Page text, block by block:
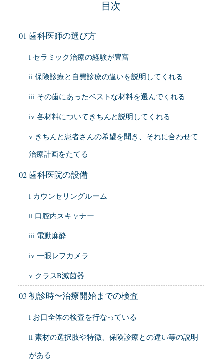
目次
01 歯科医師の選び方
i セラミック治療の経験が豊富
ii 保険診療と自費診療の違いを説明してくれる
iii その歯にあったベストな材料を選んでくれる
iv 各材料についてきちんと説明してくれる
v きちんと患者さんの希望を聞き、それに合わせて
治療計画をたてる
02 歯科医院の設備
i カウンセリングルーム
ii 口腔内スキャナー
iii 電動麻酔
iv 一眼レフカメラ
v クラスB滅菌器
03 初診時〜治療開始までの検査
i お口全体の検査を行なっている
ii 素材の選択肢や特徴、保険診療との違い等の説明
がある